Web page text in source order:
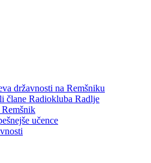
državnosti na Remšniku
člane Radiokluba Radlje
učence